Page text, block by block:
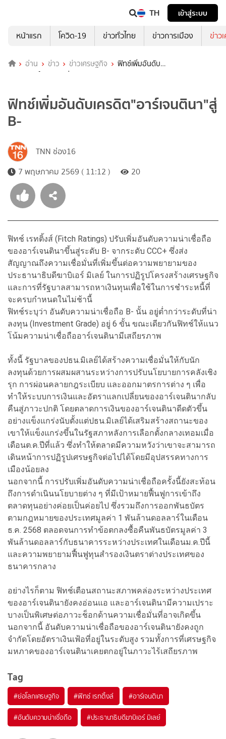
TH
เข้าสู่ระบบ
หน้าแรก
โควิด-19 ข่าวทั่วไทย ข่าวการเมือง ข่าว
อ่าน ข่าว ข่าวเศรษฐกิจ
ฟิทช์เพิ่มอันดับ
เครดิต"อาร์เจนตินา"สู่ B-
ฟิทช์เพิ่มอันดับเครดิต"อาร์เจนตินา"สู่
B-
TNN ช่อง16
7 พฤษภาคม 2569 ( 11:12 )
20
ฟิทช์ เรทติ้งส์ (Fitch Ratings) ปรับเพิ่มอันดับความน่าเชื่อถือ
ของอาร์เจนตินาขึ้นสู่ระดับ B- จากระดับ CCC+ ซึ่งส่ง
สัญญาณถึงความเชื่อมั่นที่เพิ่มขึ้นต่อความพยายามของ
ประธานาธิบดีฆาบิเอร์ มิเลย์ ในการปฏิรูปโครงสร้างเศรษฐกิจ
และการที่รัฐบาลสามารถหาเงินทุนเพื่อใช้ในการชำระหนี้ที่
จะครบกำหนดในไม่ช้านี้
ฟิทช์ระบุว่า อันดับความน่าเชื่อถือ B- นั้น อยู่ต่ำกว่าระดับที่น่า
ลงทุน (Investment Grade) อยู่ 6 ขั้น ขณะเดียวกันฟิทช์ให้แนว
โน้มความน่าเชื่อถืออาร์เจนตินามีเสถียรภาพ
ทั้งนี้ รัฐบาลของปธน.มิเลย์ได้สร้างความเชื่อมั่นให้กับนัก
ลงทุนด้วยการผสมผสานระหว่างการปรับนโยบายการคลังเชิง
รุก การผ่อนคลายกฎระเบียบ และออกมาตรการต่าง ๆ เพื่อ
ทำให้ระบบการเงินและอัตราแลกเปลี่ยนของอาร์เจนตินากลับ
คืนสู่ภาวะปกติ โดยตลาดการเงินของอาร์เจนตินาดีดตัวขึ้น
อย่างแข็งแกร่งนับตั้งแต่ปธน.มิเลย์ได้เสริมสร้างสถานะของ
เขาให้แข็งแกร่งขึ้นในรัฐสภาหลังการเลือกตั้งกลางเทอมเมื่อ
เดือนต.ค.ปีที่แล้ว ซึ่งทำให้ตลาดมีความหวังว่าเขาจะสามารถ
เดินหน้าการปฏิรูปเศรษฐกิจต่อไปได้โดยมีอุปสรรคทางการ
เมืองน้อยลง
นอกจากนี้ การปรับเพิ่มอันดับความน่าเชื่อถือครั้งนี้ยังสะท้อน
ถึงการดำเนินนโยบายต่าง ๆ ที่มีเป้าหมายฟื้นฟูการเข้าถึง
ตลาดทุนอย่างค่อยเป็นค่อยไป ซึ่งรวมถึงการออกพันธบัตร
ตามกฎหมายของประเทศมูลค่า 1 พันล้านดอลลาร์ในเดือน
ธ.ค. 2568 ตลอดจนการทำข้อตกลงซื้อคืนพันธบัตรมูลค่า 3
พันล้านดอลลาร์กับธนาคารระหว่างประเทศในเดือนม.ค.ปีนี้
และความพยายามฟื้นฟูทุนสำรองเงินตราต่างประเทศของ
ธนาคารกลาง
อย่างไรก็ตาม ฟิทช์เตือนสถานะสภาพคล่องระหว่างประเทศ
ของอาร์เจนตินายังคงอ่อนแอ และอาร์เจนตินามีความเปราะ
บางเป็นพิเศษต่อภาวะช็อกด้านความเชื่อมั่นที่อาจเกิดขึ้น
นอกจากนี้ อันดับความน่าเชื่อถือของอาร์เจนตินายังคงถูก
จำกัดโดยอัตราเงินเฟ้อที่อยู่ในระดับสูง รวมทั้งการที่เศรษฐกิจ
มหภาคของอาร์เจนตินาเคยตกอยู่ในภาวะไร้เสถียรภาพ
Tag
#ย่อโลกเศรษฐกิจ #ฟิทช์ เรทติ้งส์ #อาร์เจนตินา
#อันดับความน่าเชื่อถือ #ประธานาธิบดีฆาบิเอร์ มิเลย์